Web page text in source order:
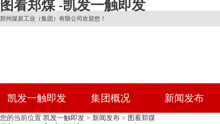
图看郑煤 -凯发一触即发
郑州煤炭工业（集团）有限公司欢迎您！
凯发一触即发 集团概况 新闻发布
您的当前位置:凯发一触即发 > 新闻发布 > 图看郑煤